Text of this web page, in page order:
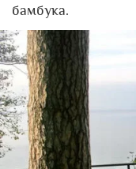
бамбука.